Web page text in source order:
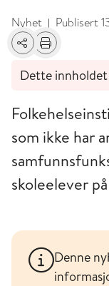
Nyhet | Publisert
Del Skriv ut
Dette
som ikke har
skoleelever
Denne